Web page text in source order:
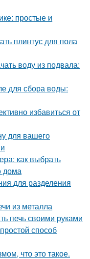
простые и
плинтус для пола
воду из подвала:
для сбора воды:
избавиться от
для вашего
как выбрать
дома
для разделения
из металла
печь своими руками
способ
что это такое.